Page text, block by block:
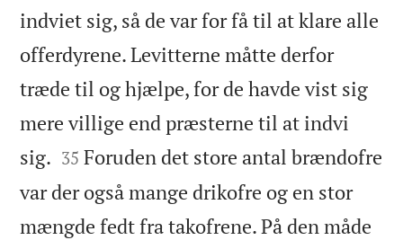
indviet sig, så de var for få til at klare alle
offerdyrene. Levitterne måtte derfor
træde til og hjælpe, for de havde vist sig
mere villige end præsterne til at indvi
sig. 

35 Foruden det store antal brændofre
var der også mange drikofre og en stor
mængde fedt fra takofrene. På den måde